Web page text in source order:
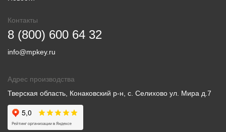
Контакты
8 (800) 600 64 32
info@mpkey.ru
Адрес производства
Тверская область, Конаковский р-н, с. Селихово ул. Мира д.7